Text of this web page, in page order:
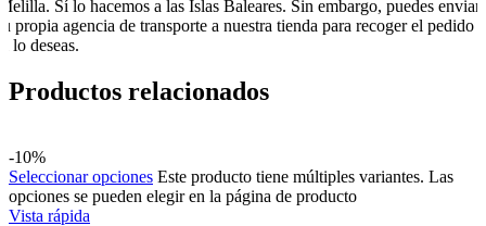
Sí lo hacemos a las Islas Baleares. Sin embargo, puedes enviar
propia agencia de transporte a nuestra tienda para recoger el pedido
lo deseas.
Productos relacionados
-10%
Seleccionar opciones Este producto tiene múltiples variantes. Las
opciones se pueden elegir en la página de producto
Vista rápida